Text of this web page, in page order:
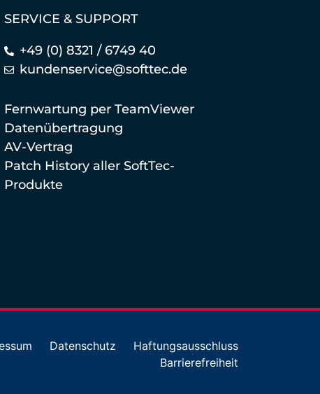
SERVICE & SUPPORT
+49 (0) 8321 / 6749 40
kundenservice@softtec.de
Fernwartung per TeamViewer
Datenübertragung
AV-Vertrag
Patch History aller SoftTec-
Produkte
Datenschutz
Haftungsausschluss
Barrierefreiheit